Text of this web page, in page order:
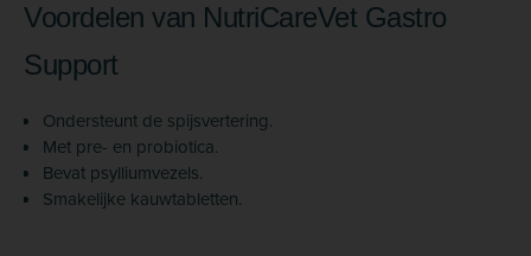
Voordelen van NutriCareVet Gastro
Support
Ondersteunt de spijsvertering.
Met pre- en probiotica.
Bevat psylliumvezels.
Smakelijke kauwtabletten.